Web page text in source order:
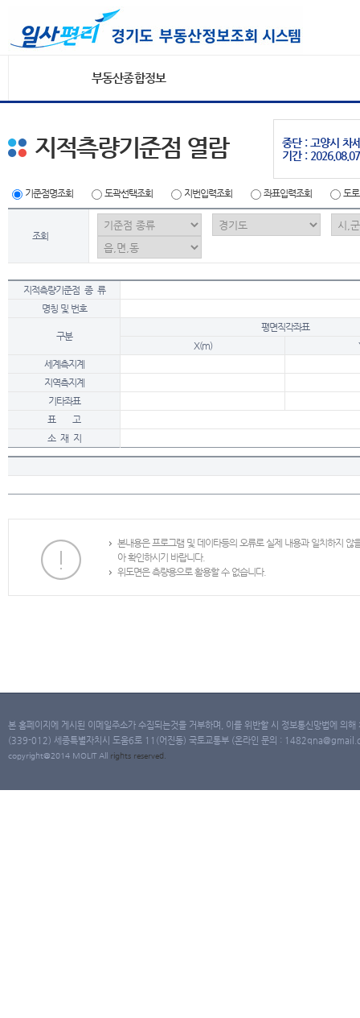
부동산종합정보
중단 : 고양시 차
기간 :
지적측량기준점 열람
기준점명조회 도곽선택조회 지번입력조회 좌표입력조회 도
조회
지적측량기준점 종 류
명칭 및 번호
구분
평면직각좌표
X(m)
세계측지계
지역측지계
기타좌표
표 고
소 재 지
본내용은 프로그램 및 데이타등의 오류로 실제 내용과 일치하지
아 확인하시기 바랍니다.
위도면은 측량용으로 활용할 수 없습니다.
본 홈페이지에 게시된 이메일주소가 수집되는것을 거부하며, 이를 위반할 시 정보통신망법에 의
(339-012) 세종특별자치시 도움6로 11(어진동) 국토교통부 (온라인 문의 :
copyright@2014 MOLIT All rights reserved.